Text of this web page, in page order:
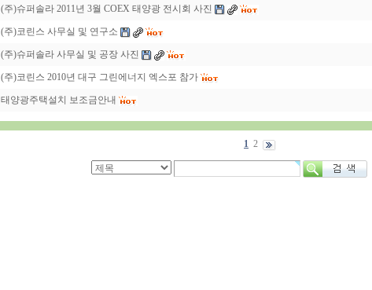
(주)슈퍼솔라 2011년 3월 COEX 태양광 전시회 사진
(주)코린스 사무실 및 연구소
(주)슈퍼솔라 사무실 및 공장 사진
(주)코린스 2010년 대구 그린에너지 엑스포 참가
태양광주택설치 보조금안내
1 2